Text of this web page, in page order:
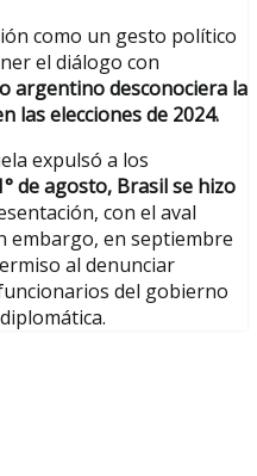
como un gesto político
el diálogo con
argentino desconociera la
las elecciones de 2024.
expulsó a los
de agosto, Brasil se hizo
con el aval
embargo, en septiembre
al denunciar
del gobierno